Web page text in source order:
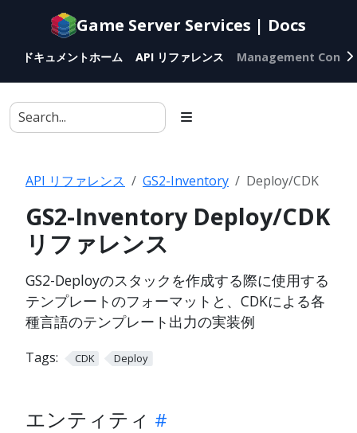
Documentation
agents
Game Server Services | Docs
ドキュメントホーム API リファレンス Management
API リファレンス GS2-Inventory Deploy/CDK
GS2-Inventory Deploy/CDK
リファレンス
GS2-Deployのスタックを作成する際に使用する
テンプレートのフォーマットと、CDKによる各
種言語のテンプレート出力の実装例
Tags: CDK Deploy
エンティティ